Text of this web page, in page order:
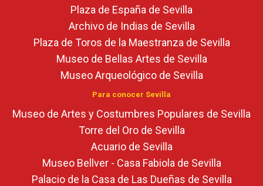
Plaza de España de Sevilla
Archivo de Indias de Sevilla
Plaza de Toros de la Maestranza de Sevilla
Museo de Bellas Artes de Sevilla
Museo Arqueológico de Sevilla
Para conocer Sevilla
Museo de Artes y Costumbres Populares de Sevilla
Torre del Oro de Sevilla
Acuario de Sevilla
Museo Bellver - Casa Fabiola de Sevilla
Palacio de la Casa de Las Dueñas de Sevilla